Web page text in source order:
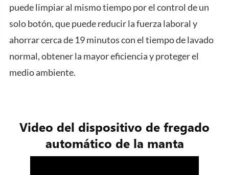
puede limpiar al mismo tiempo por el control de un
solo botón, que puede reducir la fuerza laboral y
ahorrar cerca de 19 minutos con el tiempo de lavado
normal, obtener la mayor eficiencia y proteger el
medio ambiente.
Video del dispositivo de fregado
automático de la manta